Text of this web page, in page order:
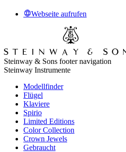
Webseite aufrufen
Steinway & Sons footer navigation
Steinway Instrumente
Modellfinder
Flügel
Klaviere
Spirio
Limited Editions
Color Collection
Crown Jewels
Gebraucht